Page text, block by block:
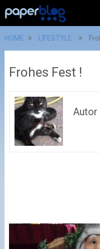
HOME LIFESTYLE
Frohes Fest !
Autor